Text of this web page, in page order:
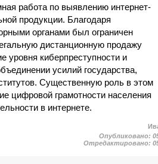
работа по выявлению интернет-
продукции. Благодаря
органами был ограничен
дистанционную продажу
уровня киберпреступности и
усилий государства,
Существенную роль в этом
цифровой грамотности населения
в интернете.
Опубликовано:
Отредактировано: